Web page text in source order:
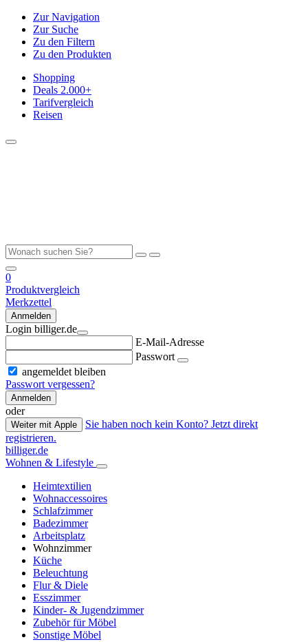
Zur Navigation
Zur Suche
Zu den Filtern
Zu den Produkten
Shopping
Deals 2.000+
Tarifvergleich
Reisen
0
Produktvergleich
Merkzettel
Anmelden
Login billiger.de
E-Mail-Adresse
Passwort
angemeldet bleiben
Passwort vergessen?
Anmelden
oder
Weiter mit Apple
Sie haben noch kein Konto? Jetzt direkt
registrieren.
billiger.de
Wohnen & Lifestyle
Heimtextilien
Wohnaccessoires
Schlafzimmer
Badezimmer
Arbeitsplatz
Wohnzimmer
Küche
Beleuchtung
Flur & Diele
Esszimmer
Kinder- & Jugendzimmer
Zubehör für Möbel
Sonstige Möbel